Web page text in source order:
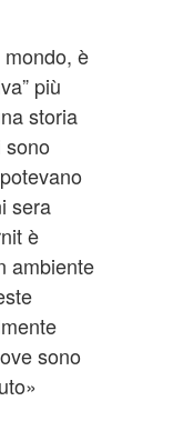
è
più
storia
sono
sera
è
ambiente
sono